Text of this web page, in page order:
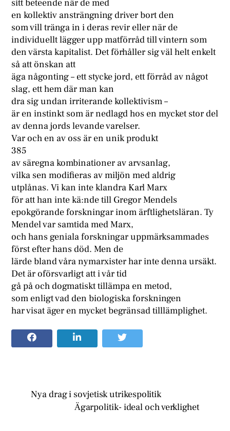
sitt beteende när de med
en kollektiv ansträngning driver bort den
som vill tränga in i deras revir eller när de
individuellt lägger upp matförråd till vintern som
den värsta kapitalist. Det förhåller sig väl helt enkelt
så att önskan att
äga någonting – ett stycke jord, ett förråd av något
slag, ett hem där man kan
dra sig undan irriterande kollektivism –
är en instinkt som är nedlagd hos en mycket stor del
av denna jords levande varelser.
Var och en av oss är en unik produkt
385
av säregna kombinationer av arvsanlag,
vilka sen modifieras av miljön med aldrig
utplånas. Vi kan inte klandra Karl Marx
för att han inte kä:nde till Gregor Mendels
epokgörande forskningar inom ärftlighetsläran. Ty
Mendel var samtida med Marx,
och hans geniala forskningar uppmärksammades
först efter hans död. Men de
lärde bland våra nymarxister har inte denna ursäkt.
Det är oförsvarligt att i vår tid
gå på och dogmatiskt tillämpa en metod,
som enligt vad den biologiska forskningen
har visat äger en mycket begränsad tilllämplighet.
Nya drag i sovjetisk utrikespolitik
Ägarpolitik- ideal och verklighet